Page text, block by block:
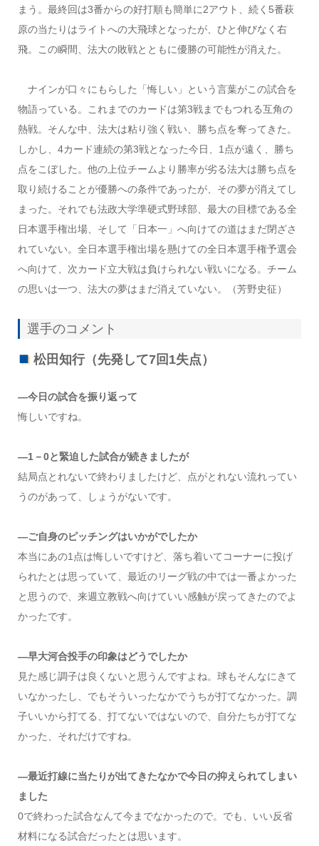
まう。最終回は3番からの好打順も簡単に2アウト、続く5番萩
原の当たりはライトへの大飛球となったが、ひと伸びなく右
飛。この瞬間、法大の敗戦とともに優勝の可能性が消えた。
ナインが口々にもらした「悔しい」という言葉がこの試合を
物語っている。これまでのカードは第3戦までもつれる互角の
熱戦。そんな中、法大は粘り強 く戦い、勝ち点を奪ってきた。
しかし、4カード連続の第3戦となった今日、1点が遠く、勝ち
点をこぼした。他の上位チームより勝率が劣る法大は勝ち点を
取り続けることが優勝への条件であったが、その夢が消えてし
まった。それでも法政大学準硬式野球部、最大の目標である全
日本選手権出場、そして「日本一」へ向けての道はまだ閉ざさ
れていない。全日本選手権出場を懸けての全日本選手権予選会
へ向けて、次カード立大戦は負けられない戦いになる。チーム
の思いは一つ、法大の夢はまだ消えていない。（芳野史征）
選手のコメント
松田知行（先発して7回1失点）
―今日の試合を振り返って
悔しいですね。
―1－0と緊迫した試合が続きましたが
結局点とれないで終わりましたけど、点がとれない流れってい
うのがあって、しょうがないです。
―ご自身のピッチングはいかがでしたか
本当にあの1点は悔しいですけど、落ち着いてコーナーに投げ
られたとは思っていて、最近のリーグ戦の中では一番よかった
と思うので、来週立教戦へ向けていい感触が戻ってきたのでよ
かったです。
―早大河合投手の印象はどうでしたか
見た感じ調子は良くないと思うんですよね。球もそんなにきて
いなかったし、でもそういったなかでうちが打てなかった。調
子いいから打てる、打てないではないので、自分たちが打てな
かった、それだけですね。
―最近打線に当たりが出てきたなかで今日の抑えられてしまい
ました
0で終わった試合なんて今までなかったので。でも、いい反省
材料になる試合だったとは思います。